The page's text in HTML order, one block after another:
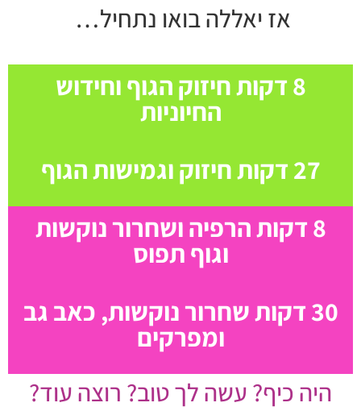
אז יאללה בואו נתחיל…
8 דקות חיזוק הגוף וחידוש
החיוניות
27 דקות חיזוק וגמישות הגוף
8 דקות הרפיה ושחרור נוקשות
וגוף תפוס
30 דקות שחרור נוקשות, כאב גב
ומפרקים
היה כיף? עשה לך טוב? רוצה עוד?